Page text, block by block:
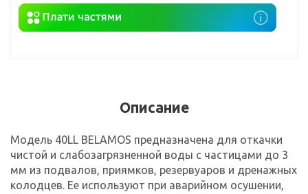
Описание
Модель 40LL BELAMOS предназначена для откачки
чистой и слабозагрязненной воды с частицами до 3
мм из подвалов, приямков, резервуаров и дренажных
колодцев. Ее используют при аварийном осушении,